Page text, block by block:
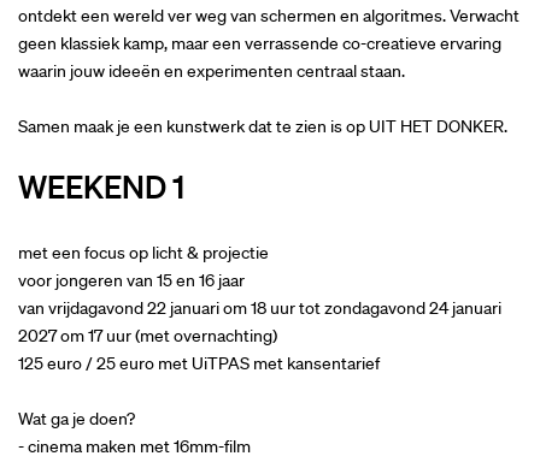
ontdekt een wereld ver weg van schermen en algoritmes. Verwacht
geen klassiek kamp, maar een verrassende co-creatieve ervaring
waarin jouw ideeën en experimenten centraal staan.
Samen maak je een kunstwerk dat te zien is op UIT HET DONKER.
WEEKEND 1
met een focus op licht & projectie
voor jongeren van 15 en 16 jaar
van vrijdagavond 22 januari om 18 uur tot zondagavond 24 januari
2027 om 17 uur (met overnachting)
125 euro / 25 euro met UiTPAS met kansentarief
Wat ga je doen?
- cinema maken met 16mm-film